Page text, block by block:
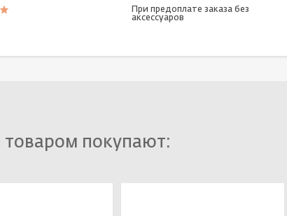
При предоплате заказа без
аксессуаров
товаром покупают: